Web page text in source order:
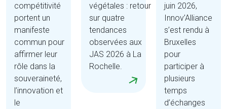
compétitivité
portent un
manifeste
commun pour
affirmer leur
rôle dans la
souveraineté,
l’innovation et
le
végétales : retour
sur quatre
tendances
observées aux
JAS 2026 à La
Rochelle.
juin 2026,
Innov’Alliance
s’est rendu à
Bruxelles
pour
participer à
plusieurs
temps
d’échanges